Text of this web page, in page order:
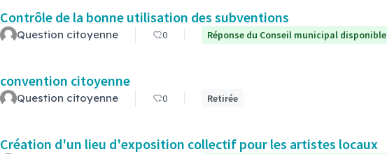
Contrôle de la bonne utilisation des subventions
Question citoyenne 0 Réponse du Conseil municipal disponible
convention citoyenne
Question citoyenne 0 Retirée
Création d'un lieu d'exposition collectif pour les artistes locaux